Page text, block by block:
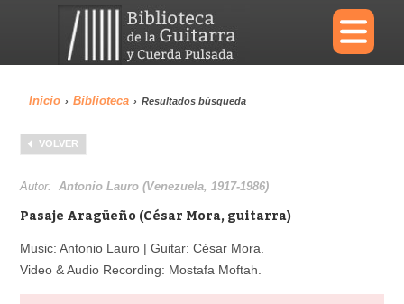
×
Menu
Biblioteca Diccionario
Área personal Reproductor
Inicio › Biblioteca › Resultados búsqueda
VOLVER
Autor:Antonio Lauro (Venezuela, 1917-1986)
Pasaje Aragüeño (César Mora, guitarra)
Music: Antonio Lauro | Guitar: César Mora.
Video & Audio Recording: Mostafa Moftah.